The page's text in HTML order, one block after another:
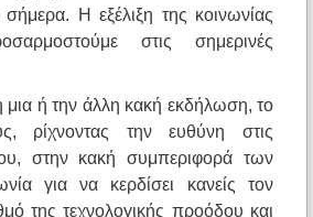
σήμερα. Η εξέλιξη της κοινωνίας
στις σημερινές
μια ή την άλλη κακή εκδήλωση, το
ρίχνοντας την ευθύνη στις
στην κακή συμπεριφορά των
για να κερδίσει κανείς τον
της τεχνολογικής προόδου και